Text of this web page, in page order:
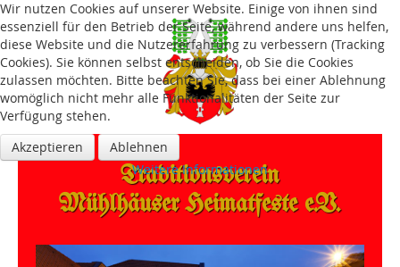
Traditions­verein
Mühlhäuser Heimatfeste e.V.
Wir nutzen Cookies auf unserer Website. Einige von ihnen sind
essenziell für den Betrieb der Seite, während andere uns helfen,
diese Website und die Nutzererfahrung zu verbessern (Tracking
Cookies). Sie können selbst entscheiden, ob Sie die Cookies
zulassen möchten. Bitte beachten Sie, dass bei einer Ablehnung
womöglich nicht mehr alle Funktionalitäten der Seite zur
Verfügung stehen.
Akzeptieren
Ablehnen
Weitere Informationen